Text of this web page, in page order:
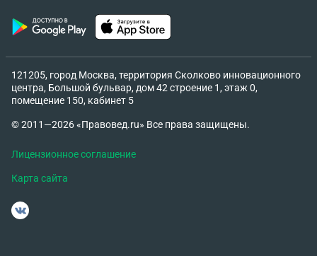
121205, город Москва, территория Сколково инновационного
центра, Большой бульвар, дом 42 строение 1, этаж 0,
помещение 150, кабинет 5
© 2011—2026 «Правовед.ru» Все права защищены.
Лицензионное соглашение
Карта сайта